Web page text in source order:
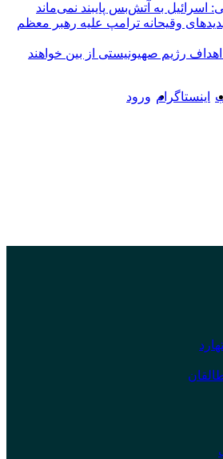
اسرائیل به آتش‌بس پایبند نمی‌ماند
وقیحانه ترامپ علیه رهبر معظم
رژیم صهیونیستی از بین خواهند
اینستاگرام ورود